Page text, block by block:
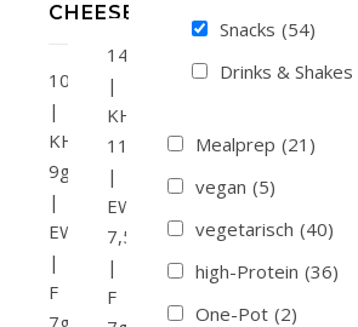
CHEESECAKE
106kcal
|
KH
9g
|
EW10g
|
F
7g
140kcal
|
KH
11g
|
EW
7,5g
|
F
Snacks (54)
Drinks & Shakes
Mealprep (21)
vegan (5)
vegetarisch (40)
high-Protein (36)
One-Pot (2)